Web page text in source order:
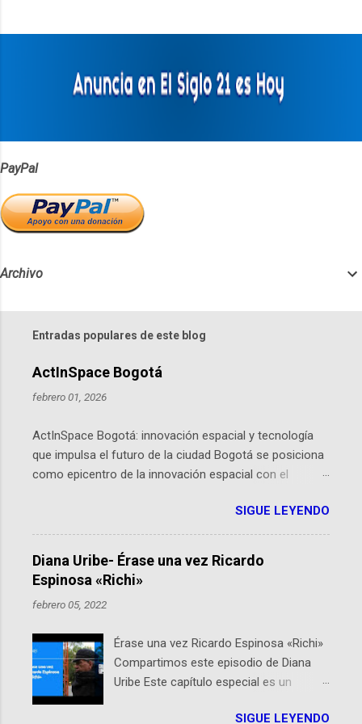
PayPal
Archivo
Entradas populares de este blog
ActInSpace Bogotá
febrero 01, 2026
ActInSpace Bogotá: innovación espacial y tecnología
que impulsa el futuro de la ciudad Bogotá se posiciona
como epicentro de la innovación espacial con el
hackathon global que convierte tecnologías de la
Agencia Espacial Europea en soluciones prácticas para
la vida cotidiana. Este evento, organizado por el
Planetario de Bogotá del Idartes y la Universidad de los
Andes, reúne a expertos como el presidente de Airbus
Colombia y líderes del sector aeroespacial para inspirar
por qué importa en Bogotá ActInSpace es una
competencia mundial que opera en más de 60
ciudades, donde participantes tienen 24 horas para
idear startups basadas en tecnologías espaciales
SIGUE LEYENDO
Diana Uribe- Érase una vez Ricardo
Espinosa «Richi»
febrero 05, 2022
Érase una vez Ricardo Espinosa «Richi»
Compartimos este episodio de Diana
Uribe Este capítulo especial es un
encuentran en el espíritu de este
SIGUE LEYENDO